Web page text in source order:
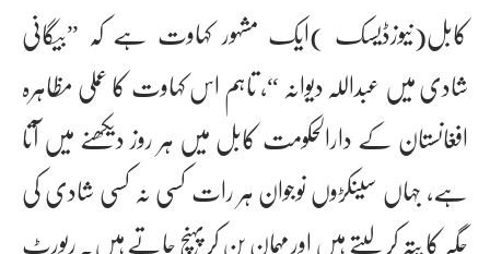
کابل(نیوزڈیسک )ایک مشہور کہاوت ہے کہ ”بیگانی
شادی میں عبداللہ دیوانہ “، تاہم اس کہاوت کا عملی مظاہرہ
افغانستان کے دارالحکومت کابل میں ہر روز دیکھنے میں آتا
ہے، جہاں سینکڑوں نوجوان ہر رات کسی نہ کسی شادی کی